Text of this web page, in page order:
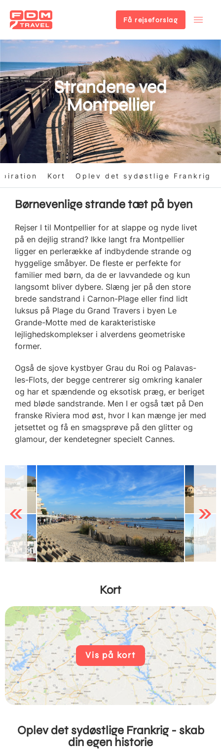
Gå
hovedindhold
Få rejseforslag
Strandene ved
Montpellier
Kort Oplev det sydøstlige Frankrig
Børnevenlige strande tæt på byen
Rejser I til Montpellier for at slappe og nyde livet
på en dejlig strand? Ikke langt fra Montpellier
ligger en perlerække af indbydende strande og
hyggelige småbyer. De fleste er perfekte for
familier med børn, da de er lavvandede og kun
langsomt bliver dybere. Slæng jer på den store
brede sandstrand i Carnon-Plage eller find lidt
luksus på Plage du Grand Travers i byen Le
Grande-Motte med de karakteristiske
lejlighedskomplekser i alverdens geometriske
former.
Også de sjove kystbyer Grau du Roi og Palavas-
les-Flots, der begge centrerer sig omkring kanaler
og har et spændende og eksotisk præg, er beriget
med bløde sandstrande. Men I er også tæt på Den
franske Riviera mod øst, hvor I kan mænge jer med
jetsettet og få en smagsprøve på den glitter og
glamour, der kendetegner specielt Cannes.
Previous Next
Kort
Vis på kort
Oplev det sydøstlige Frankrig - skab
din egen historie